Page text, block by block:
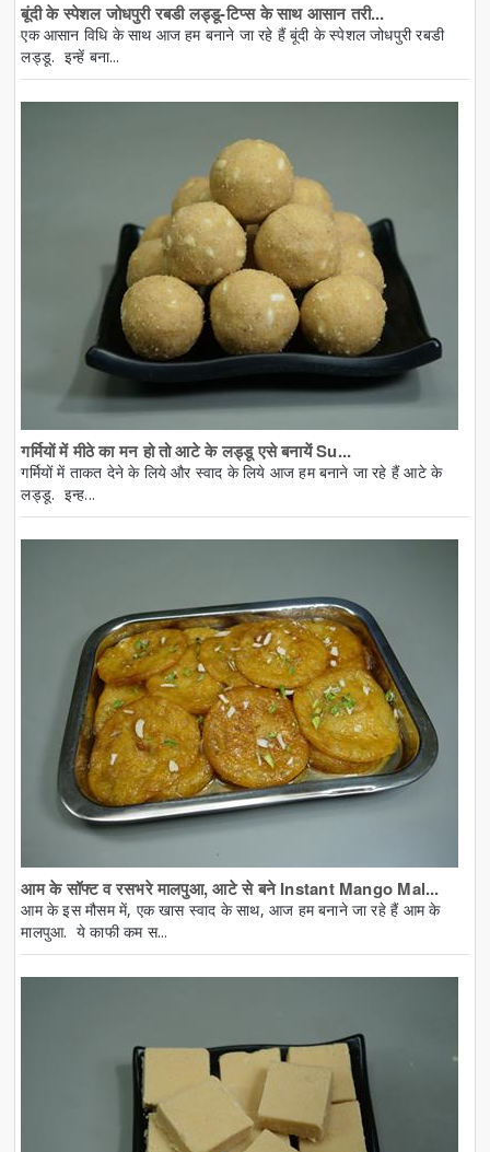
बूंदी के स्पेशल जोधपुरी रबडी लड्डू-टिप्स के साथ आसान तरी...
एक आसान विधि के साथ आज हम बनाने जा रहे हैं बूंदी के स्पेशल जोधपुरी रबडी
लड्डू. इन्हें बना...
गर्मियों में मीठे का मन हो तो आटे के लड्डू एसे बनायें Su...
गर्मियों में ताकत देने के लिये और स्वाद के लिये आज हम बनाने जा रहे हैं आटे के
लड्डू. इन्ह...
आम के सॉफ्ट व रसभरे मालपुआ, आटे से बने Instant Mango Mal...
आम के इस मौसम में, एक खास स्वाद के साथ, आज हम बनाने जा रहे हैं आम के
मालपुआ. ये काफी कम स...